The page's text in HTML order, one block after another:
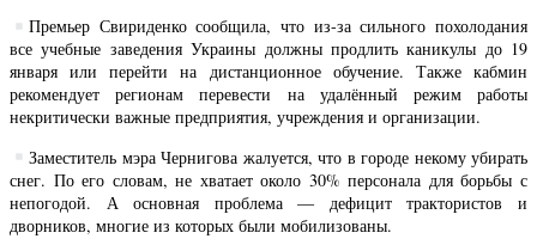
Премьер Свириденко сообщила, что из-за сильного похолодания
все учебные заведения Украины должны продлить каникулы до 19
января или перейти на дистанционное обучение. Также кабмин
рекомендует регионам перевести на удалённый режим работы
некритически важные предприятия, учреждения и организации.
Заместитель мэра Чернигова жалуется, что в городе некому убирать
снег. По его словам, не хватает около 30% персонала для борьбы с
непогодой. А основная проблема — дефицит трактористов и
дворников, многие из которых были мобилизованы.